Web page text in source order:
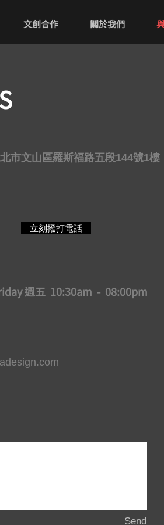
文創合作 關於我們
市文山區羅斯福路五段144號1樓
立刻撥打電話
週五 10:30am - 08:00pm
Send